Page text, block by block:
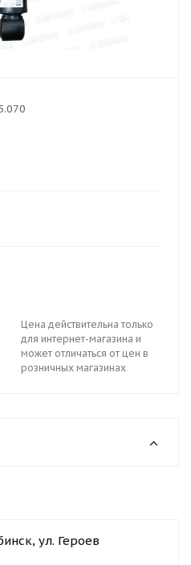
Цена действительна только
для интернет-магазина и
может отличаться от цен в
розничных магазинах
ул. Героев